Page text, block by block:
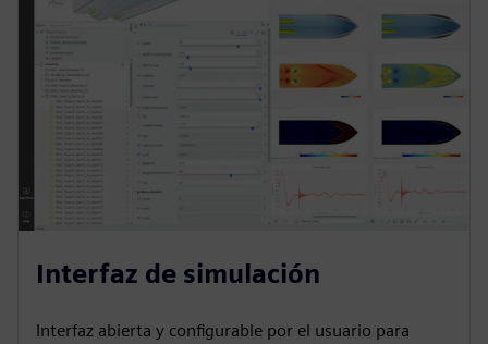
Interfaz de simulación
Interfaz abierta y configurable por el usuario para